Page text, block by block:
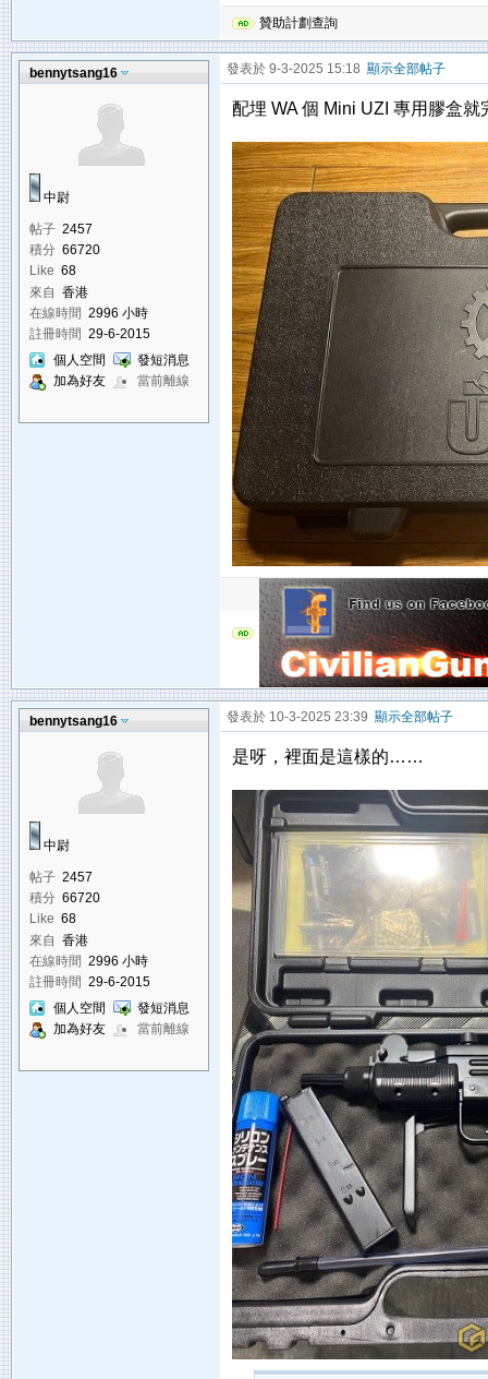
贊助計劃查詢
bennytsang16
中尉
帖子 2457
積分 66720
Like 68
來自 香港
在線時間 2996 小時
註冊時間 29-6-2015
個人空間
發短消息
加為好友
當前離線
發表於 9-3-2025 15:18 顯示全部帖子
配埋 WA 個 Mini UZI 專用膠盒就
bennytsang16
中尉
帖子 2457
積分 66720
Like 68
來自 香港
在線時間 2996 小時
註冊時間 29-6-2015
個人空間
發短消息
加為好友
當前離線
發表於 10-3-2025 23:39 顯示全部帖子
是呀，裡面是這樣的……